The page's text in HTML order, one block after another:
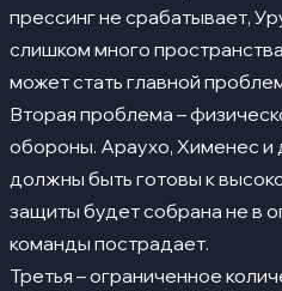
прессинг не срабатывает,
слишком много
может стать главной
Вторая проблема –
обороны. Араухо, Хименес и
должны быть готовы к
защиты будет собрана не в
команды пострадает.
Третья – ограниченное